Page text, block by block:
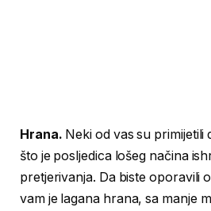
Hrana. Neki od vas su primijetili
što je posljedica lošeg načina
pretjerivanja. Da biste oporavili
vam je lagana hrana, sa manje